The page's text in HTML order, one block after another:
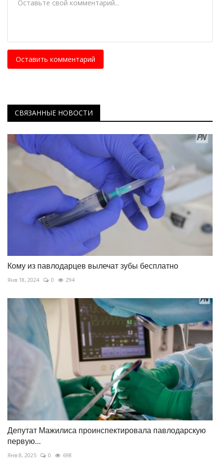
Оставить комментарий
СВЯЗАННЫЕ НОВОСТИ
Кому из павлодарцев вылечат зубы бесплатно
Янв 18, 2024 0 294
Депутат Мажилиса проинспектировала павлодарскую
первую...
Янв 8, 2025 0 698